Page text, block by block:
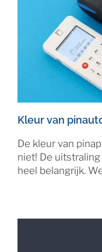
Kleur van
De kleur van
niet! De
heel belangrijk.